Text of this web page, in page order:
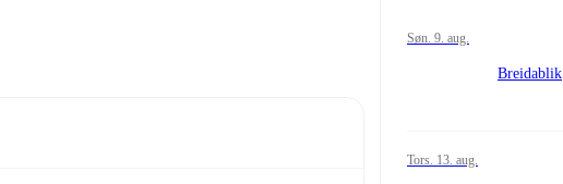
søn. 9. aug.
Breidablik
tors. 13. aug.